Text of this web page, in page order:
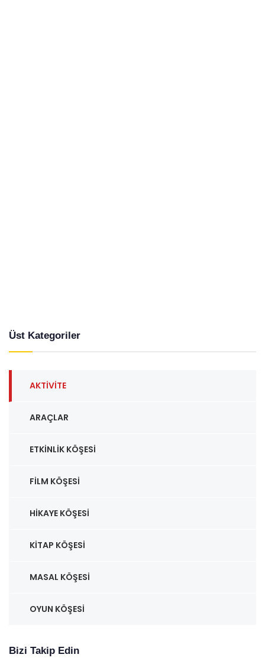
Üst Kategoriler
AKTIVITE
ARAÇLAR
ETKINLIK KÖŞESI
FILM KÖŞESI
HIKAYE KÖŞESI
KITAP KÖŞESI
MASAL KÖŞESI
OYUN KÖŞESI
Bizi Takip Edin